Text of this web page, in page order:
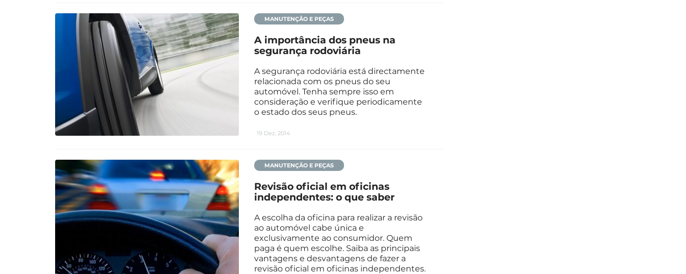
MANUTENÇÃO E PEÇAS
A importância dos pneus na
segurança rodoviária
A segurança rodoviária está directamente
relacionada com os pneus do seu
automóvel. Tenha sempre isso em
consideração e verifique periodicamente
o estado dos seus pneus.
19 Dez, 2014
MANUTENÇÃO E PEÇAS
Revisão oficial em oficinas
independentes: o que saber
A escolha da oficina para realizar a revisão
ao automóvel cabe única e
exclusivamente ao consumidor. Quem
paga é quem escolhe. Saiba as principais
vantagens e desvantagens de fazer a
revisão oficial em oficinas independentes.